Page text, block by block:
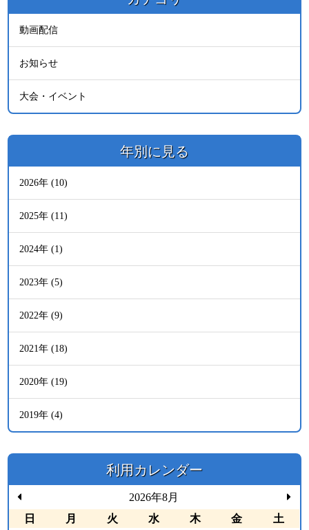
動画配信
お知らせ
大会・イベント
年別に見る
2026年 (10)
2025年 (11)
2024年 (1)
2023年 (5)
2022年 (9)
2021年 (18)
2020年 (19)
2019年 (4)
利用カレンダー
2026年8月
日
月 火 水 木 金
土